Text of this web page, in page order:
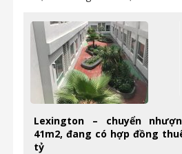
Lexington – chuyển
41m2, đang có hợp đồng
tỷ